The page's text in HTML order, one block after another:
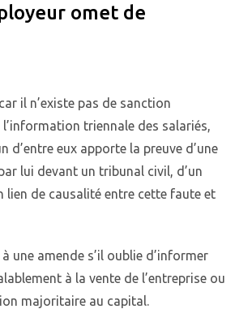
omet de
il n’existe pas de sanction
l’information triennale des salariés,
d’entre eux apporte la preuve d’une
lui devant un tribunal civil, d’un
lien de causalité entre cette faute et
une amende s’il oublie d’informer
à la vente de l’entreprise ou
majoritaire au capital.